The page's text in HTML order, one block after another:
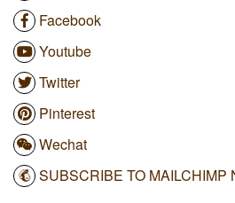
Facebook
Youtube
Twitter
Pinterest
Wechat
SUBSCRIBE TO MAILCHIMP